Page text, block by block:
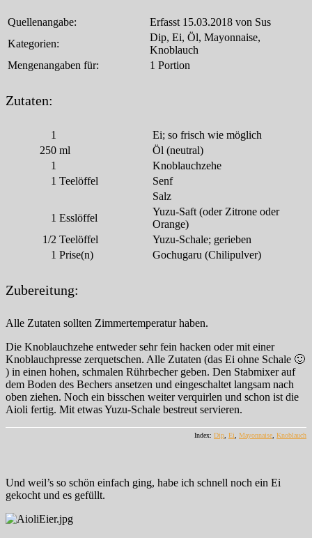
Quellenangabe:
Erfasst 15.03.2018 von Sus
Kategorien:
Dip, Ei, Öl, Mayonnaise,
Knoblauch
Mengenangaben für:
1 Portion
Zutaten:
1
Ei; so frisch wie möglich
250 ml
Öl (neutral)
1
Knoblauchzehe
1 Teelöffel
Senf
Salz
1 Esslöffel
Yuzu-Saft (oder Zitrone oder
Orange)
1/2 Teelöffel
Yuzu-Schale; gerieben
1 Prise(n) Gochugaru (Chilipulver)
Zubereitung:
Alle Zutaten sollten Zimmertemperatur haben.
Die Knoblauchzehe entweder sehr fein hacken oder mit einer
Knoblauchpresse zerquetschen. Alle Zutaten (das Ei ohne Schale 🙂
) in einen hohen, schmalen Rührbecher geben. Den Stabmixer auf
dem Boden des Bechers ansetzen und eingeschaltet langsam nach
oben ziehen. Noch ein bisschen weiter verquirlen und schon ist die
Aioli fertig. Mit etwas Yuzu-Schale bestreut servieren.
Index: Dip Ei Mayonnaise Knoblauch
Und weil’s so schön einfach ging, habe ich schnell noch ein Ei
gekocht und es gefüllt.